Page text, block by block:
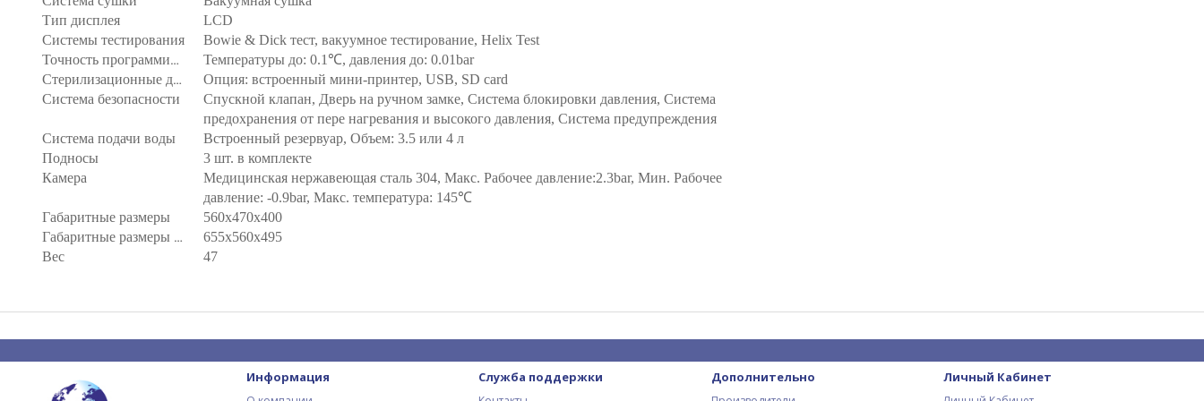
Тип дисплея
LCD
Системы тестирования
Bowie & Dick тест, вакуумное тестирование, Helix Test
Точность программирования
Температуры до: 0.1℃, давления до: 0.01bar
Стерилизационные данные
Опция: встроенный мини-принтер, USB, SD card
Система безопасности
Спускной клапан, Дверь на ручном замке, Система блокировки давления, Система
предохранения от пере нагревания и высокого давления, Система предупреждения
Система подачи воды
Встроенный резервуар, Объем: 3.5 или 4 л
Подносы
3 шт. в комплекте
Камера
Медицинская нержавеющая сталь 304, Макс. Рабочее давление:2.3bar, Мин. Рабочее
давление: -0.9bar, Макс. температура: 145℃
Габаритные размеры
560x470x400
Габаритные размеры с упаковкой, мм
655x560x495
Вес
47
Информация Служба поддержки Дополнительно Личный Кабинет